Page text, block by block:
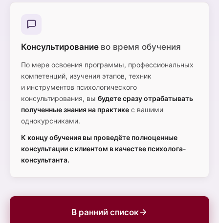
Консультирование во время обучения
По мере освоения программы, профессиональных
компетенций, изучения этапов, техник
и инструментов психологического
консультирования, вы будете сразу отрабатывать
полученные знания на практике с вашими
однокурсниками.
К концу обучения вы проведёте полноценные
консультации с клиентом в качестве психолога-
консультанта.
В ранний список